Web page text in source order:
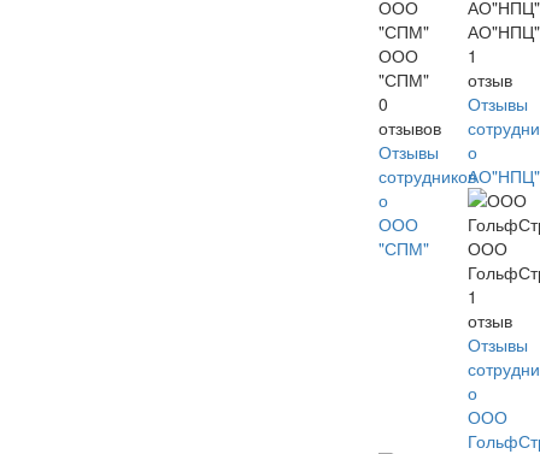
ООО
"СПМ"
0
отзывов
Отзывы
сотрудников
о
ООО
"СПМ"
1
отзыв
Отзывы
о
ООО
1
отзыв
Отзывы
о
ООО